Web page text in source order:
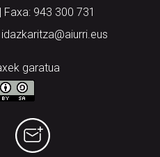
Faxa: 943 300 731
garatua